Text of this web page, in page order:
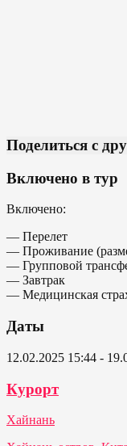
Поделиться с
Включено в тур
Включено:
— Перелет
— Проживание
— Групповой
— Завтрак
— Медицинская
Даты
12.02.2025 15:44 -
Курорт
Хайнань